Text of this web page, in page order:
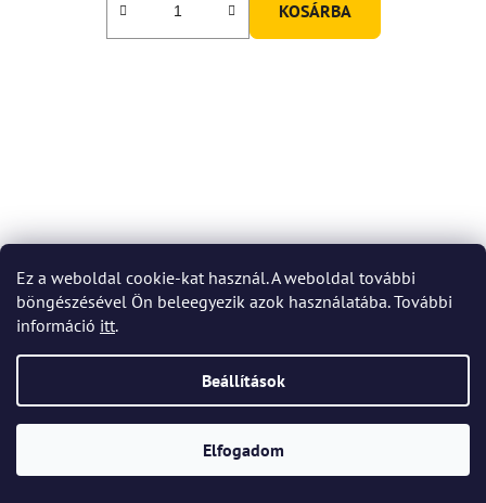
Ez a weboldal cookie-kat használ. A weboldal további
böngészésével Ön beleegyezik azok használatába. További
információ itt.
Beállítások
Elfogadom
KOSÁRBA
Bohemia Crystal Brandy üveg Quadro 50ml (6 db-os